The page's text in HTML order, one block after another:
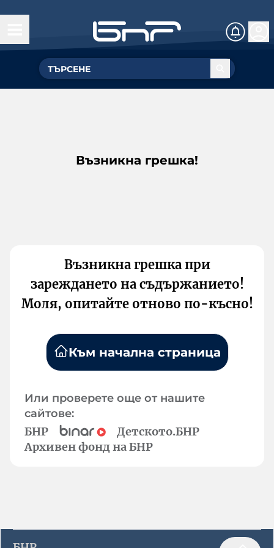
Възникна грешка!
Възникна грешка при
зареждането на съдържанието!
Моля, опитайте отново по-късно!
Към начална страница
Или проверете още от нашите
сайтове:
БНР
Детското.БНР
Архивен фонд на БНР